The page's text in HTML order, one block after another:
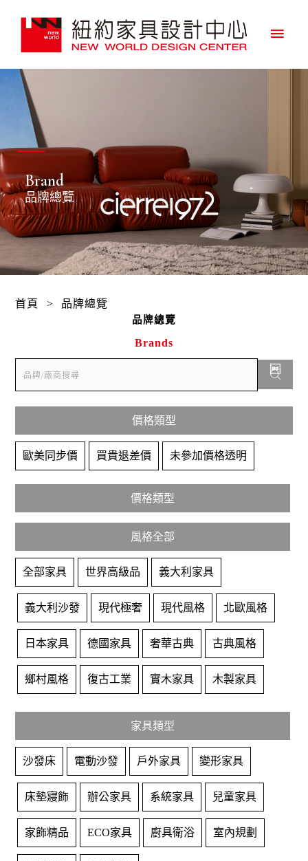
Brand
品牌總覽
首頁 > 品牌總覽
品牌總覽
Brands
價格類型
價格類型
歐美同步價 買貴退差價 未參加價格透明

風格全部
全部家具 世界高級品 義大利家具
義大利沙發 現代極奢 現代風格 北歐風格
日本家具 德國家具 奢華古典 古典風格
鄉村風格 復古工業 實木家具 木製家具
家具類型
沙發床 電動沙發 戶外家具 變形家具
床墊寢飾 辦公家具 系統家具 兒童家具
家飾精品 ECO家具 廚具衛浴 室內規劃